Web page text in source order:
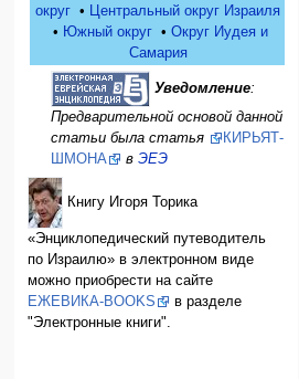
округ • Центральный округ Израиля
• Южный округ• Округ Иудея и
Самария
Уведомление:
Предварительной основой данной
статьи была статья
КИРЬЯТ-
ШМОНА
в ЭЕЭ
Книгу Игоря Торика
«Энциклопедический путеводитель
по Израилю» в электронном виде
можно приобрести на сайте
ЕЖЕВИКА-BOOKS
в разделе
"Электронные книги".